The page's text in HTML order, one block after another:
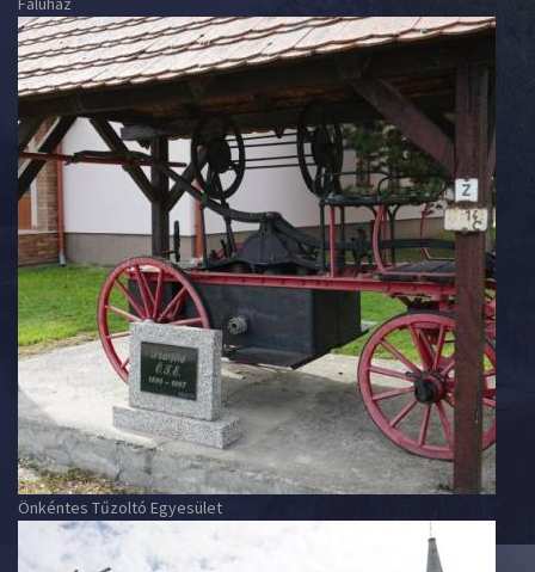
Önkéntes Tűzoltó Egyesület